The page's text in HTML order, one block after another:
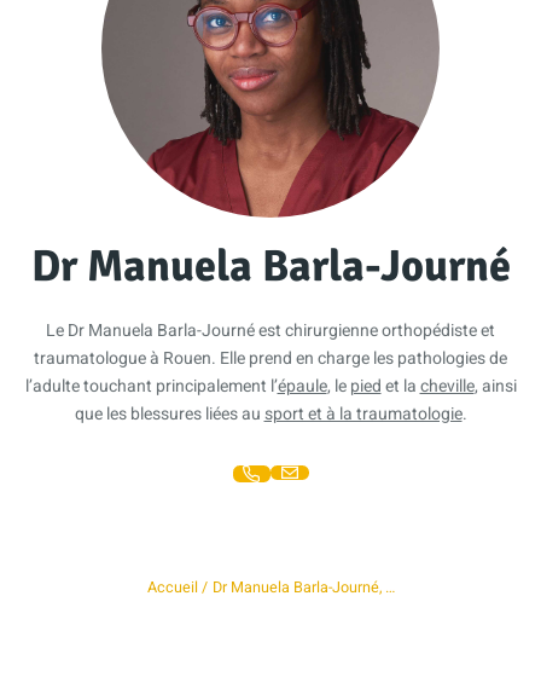
Dr Manuela Barla-Journé
Le Dr Manuela Barla-Journé est chirurgienne orthopédiste et
traumatologue à Rouen. Elle prend en charge les pathologies de
l’adulte touchant principalement l’épaule, lepiedet lacheville, ainsi
que les blessures liées ausport et à la traumatologie.
Accueil Dr Manuela Barla-Journé, …